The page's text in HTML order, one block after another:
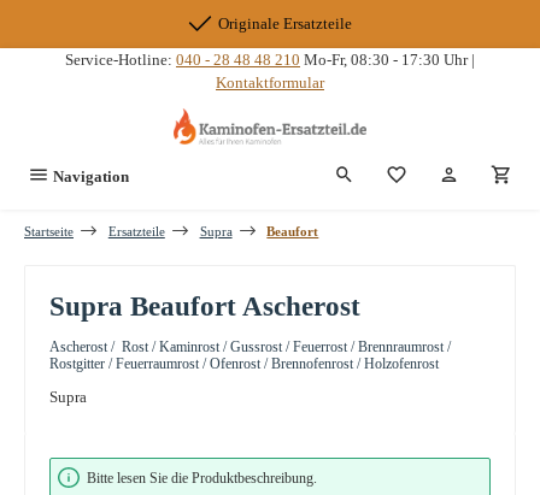
Originale Ersatzteile
Service-Hotline: 040 - 28 48 48 210 Mo-Fr, 08:30 - 17:30 Uhr |
Kontaktformular
Navigation Du hast 0
Startseite Ersatzteile Supra Beaufort
Supra Beaufort Ascherost
Ascherost / Rost / Kaminrost / Gussrost / Feuerrost / Brennraumrost /
Rostgitter / Feuerraumrost / Ofenrost / Brennofenrost / Holzofenrost
Supra
Bildergalerie überspringen
Bitte lesen Sie die Produktbeschreibung.